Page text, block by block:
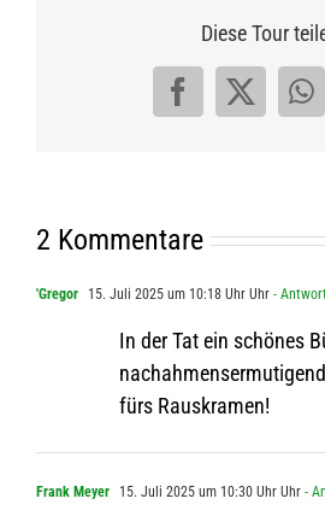
Diese Tour
Facebook
X
2 Kommentare
'Gregor 15. Juli 2025 um 10:18 Uhr Uhr -
In der Tat ein schö­nes
fürs Rauskramen!
Frank Meyer 15. Juli 2025 um 10:30 Uhr Uhr -